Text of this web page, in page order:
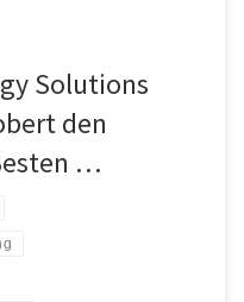
Solutions
den
…